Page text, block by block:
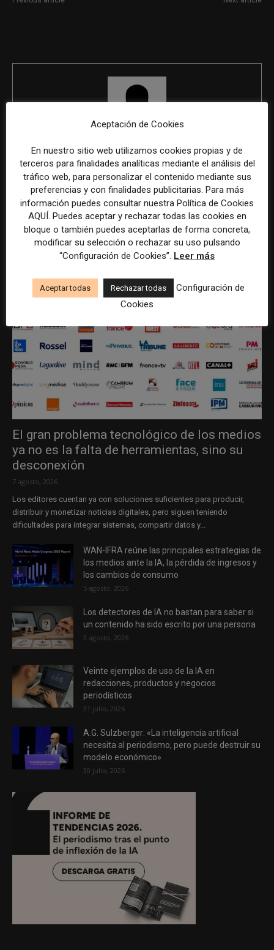
REDACCIÓN
ÚLTIMOS ARTÍCULOS
El gran problema tecnológico de los medios
ya no es la falta de herramientas, sino su
desconexión
7 agosto, 2026
Los editores cuentan ya con soluciones suficientes para producir,
distribuir y monetizar noticias digitales, pero siguen teniendo
dificultades para integrar sistemas, compartir datos y...
WAN-IFRA reúne las principales estrategias de
los medios ante la IA, la pérdida de ingresos y
los cambios de consumo
5 agosto, 2026
Los detectores de IA no bastan para saber si
un contenido ha sido escrito por una persona
3 agosto, 2026
Veinte ejemplos de uso de la IA en
redacciones, productos y negocios
periodísticos
31 julio, 2026
A.G. Sulzberger: «La inteligencia artificial
necesita al periodismo, pero puede destruir su
modelo económico»
30 julio, 2026
Aceptación de Cookies
En nuestro sitio web utilizamos cookies propias y de
terceros para finalidades analíticas mediante el análisis del
tráfico web, para personalizar el contenido mediante sus
preferencias y con finalidades publicitarias. Para más
información puedes consultar nuestra Política de Cookies
AQUÍ. Puedes aceptar y rechazar todas las cookies en
bloque o también puedes aceptarlas de forma concreta,
modificar su selección o rechazar su uso pulsando
“Configuración de Cookies”. Leer más
Aceptar todas Rechazar todas
Configuración de
Cookies